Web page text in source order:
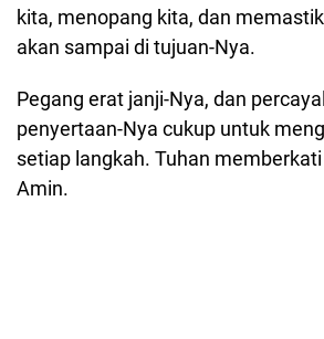
kita, menopang kita, dan
akan sampai di tujuan-Nya.
Pegang erat janji-Nya, dan
penyertaan-Nya cukup untuk
setiap langkah. Tuhan
Amin.